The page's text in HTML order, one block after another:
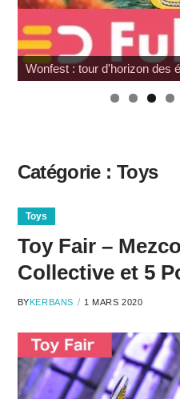
Wonfest : tour d'horizon des
Catégorie : Toys
Toys
Toy Fair –
Collective et 5
BYKERBANS 1 MARS 2020